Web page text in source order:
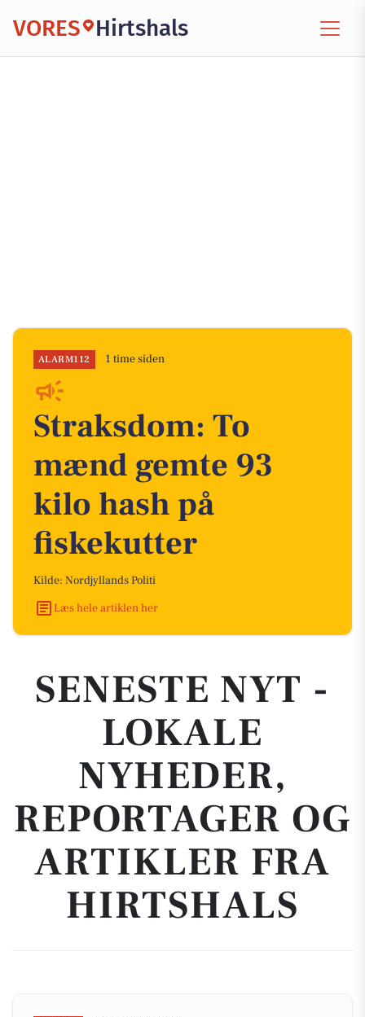
VORES Hirtshals
ALARM112 1 time siden
Straksdom: To
mænd gemte 93
kilo hash på
fiskekutter
Kilde: Nordjyllands Politi
Læs hele artiklen her
SENESTE NYT -
LOKALE
NYHEDER,
REPORTAGER OG
ARTIKLER FRA
HIRTSHALS